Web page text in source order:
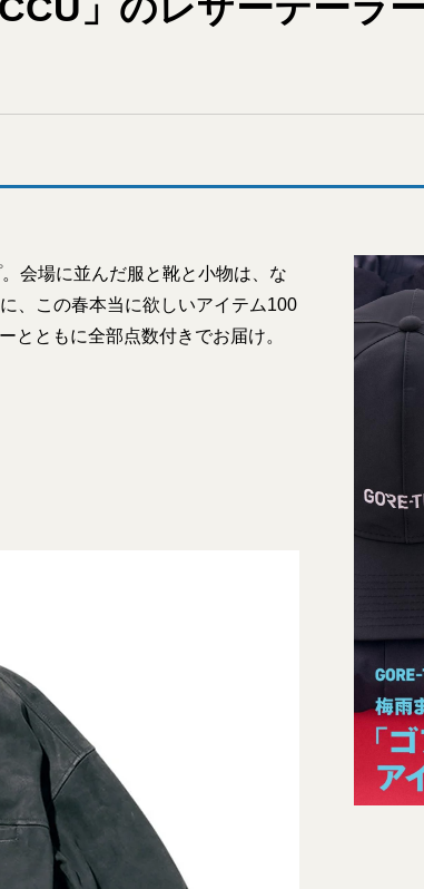
会場に並んだ服と靴と小物は、な
、この春本当に欲しいアイテム100
とともに全部点数付きでお届け。